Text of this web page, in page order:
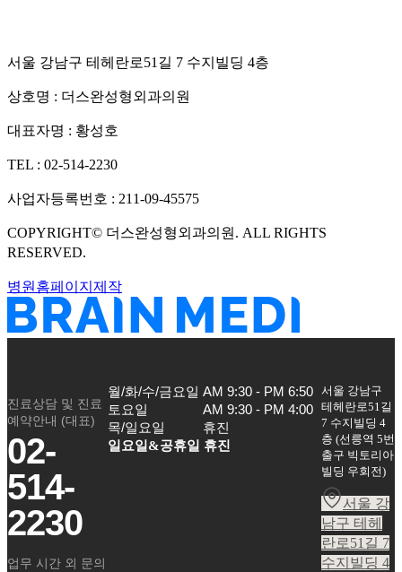
서울 강남구 테헤란로51길 7 수지빌딩 4층
상호명 : 더스완성형외과의원
대표자명 : 황성호
TEL : 02-514-2230
사업자등록번호 : 211-09-45575
COPYRIGHT© 더스완성형외과의원 . ALL RIGHTS
RESERVED.
병원홈페이지제작
진료상담 및 진료
예약안내 (대표)
02-
514-
2230
업무 시간 외 문의
월/화/수/금요일
토요일
목/일요일
AM 9:30 - PM 6:50
AM 9:30 - PM 4:00
휴진
일요일&공휴일 휴진
서울 강남구
테헤란로51길
7 수지빌딩 4
층 (선릉역 5번
출구 빅토리아
빌딩 우회전)
서울 강
남구 테헤
란로51길 7
수지빌딩 4